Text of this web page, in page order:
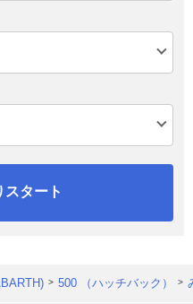
スタート
500 （ハッチバック）